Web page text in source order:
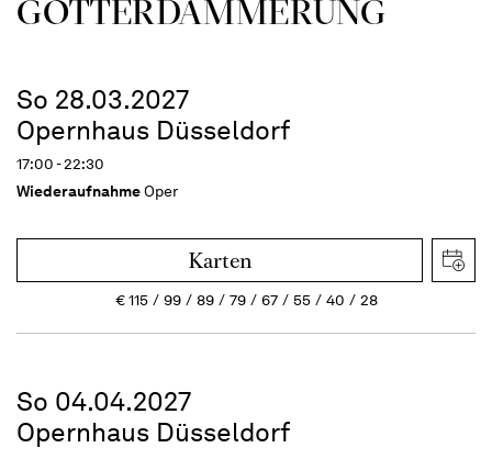
GÖTTER­DÄMMERUNG
So 28.03.2027
Opernhaus Düsseldorf
17:00 - 22:30
WiederaufnahmeOper
Karten
€115 99 89 79 67 55 40 28
So 04.04.2027
Opernhaus Düsseldorf